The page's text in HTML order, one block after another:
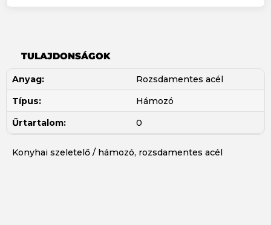
TULAJDONSÁGOK
Anyag:
Rozsdamentes acél
Típus:
Hámozó
Űrtartalom:
0
Konyhai szeletelő / hámozó, rozsdamentes acél